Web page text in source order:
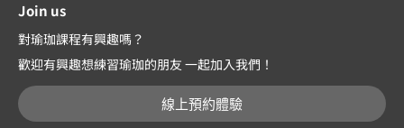
Join us
對瑜珈課程有興趣嗎？
歡迎有興趣想練習瑜珈的朋友 一起加入我們！
線上預約體驗